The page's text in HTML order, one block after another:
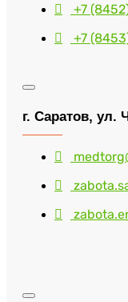
+7
+7
г. Саратов, ул.